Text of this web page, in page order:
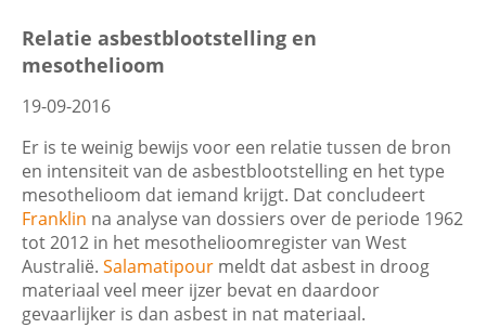
Contactgegevens
Zoeken
Filters
Datum
Trefwoord
Relatie asbestblootstelling en
mesothelioom
19-09-2016
Er is te weinig bewijs voor een relatie tussen de bron
en intensiteit van de asbestblootstelling en het type
mesothelioom dat iemand krijgt. Dat concludeert
Franklin na analyse van dossiers over de periode 1962
tot 2012 in het mesothelioomregister van West
Australië. Salamatipour meldt dat asbest in droog
materiaal veel meer ijzer bevat en daardoor
gevaarlijker is dan asbest in nat materiaal.